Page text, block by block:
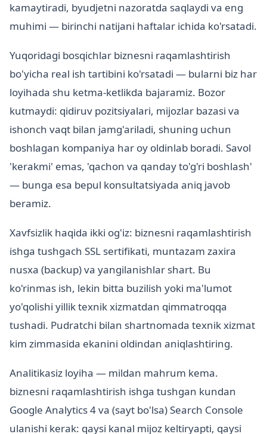
kamaytiradi, byudjetni nazoratda saqlaydi va eng
muhimi — birinchi natijani haftalar ichida ko'rsatadi.
Yuqoridagi bosqichlar biznesni raqamlashtirish
bo'yicha real ish tartibini ko'rsatadi — bularni biz har
loyihada shu ketma-ketlikda bajaramiz. Bozor
kutmaydi: qidiruv pozitsiyalari, mijozlar bazasi va
ishonch vaqt bilan jamg'ariladi, shuning uchun
boshlagan kompaniya har oy oldinlab boradi. Savol
'kerakmi' emas, 'qachon va qanday to'g'ri boshlash'
— bunga esa bepul konsultatsiyada aniq javob
beramiz.
Xavfsizlik haqida ikki og'iz: biznesni raqamlashtirish
ishga tushgach SSL sertifikati, muntazam zaxira
nusxa (backup) va yangilanishlar shart. Bu
ko'rinmas ish, lekin bitta buzilish yoki ma'lumot
yo'qolishi yillik texnik xizmatdan qimmatroqqa
tushadi. Pudratchi bilan shartnomada texnik xizmat
kim zimmasida ekanini oldindan aniqlashtiring.
Analitikasiz loyiha — mildan mahrum kema.
biznesni raqamlashtirish ishga tushgan kundan
Google Analytics 4 va (sayt bo'lsa) Search Console
ulanishi kerak: qaysi kanal mijoz keltiryapti, qaysi